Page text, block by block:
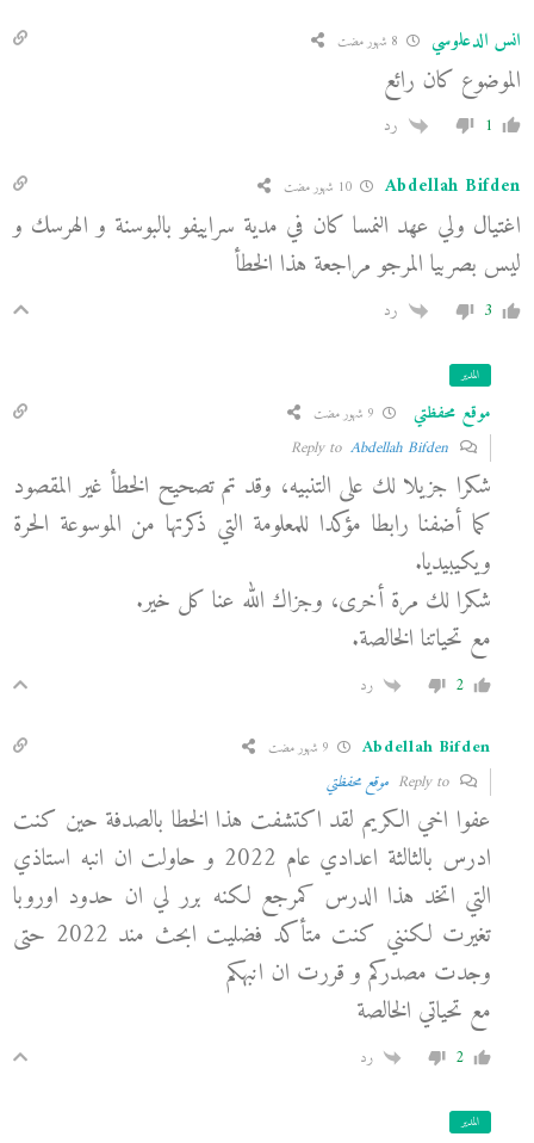
انس الدعلوسي
الموضوع كان رائع
1 رد
Abdellah Bifden 10 شهور مضت
اغتيال ولي عهد النمسا كان في مدية سراييفو بالبوسنة و الهرسك و
ليس بصربيا المرجو مراجعة هذا الخطأ
3 رد
المدير
موقع محفظتي
Abdellah Bifden
شكرا جزيلا لك على التنبيه، وقد تم تصحيح الخطأ غير المقصود
كما أضفنا رابطا مؤكدا للمعلومة التي ذكرتها من الموسوعة الحرة
ويكيبيديا.
شكرا لك مرة أخرى، وجزاك الله عنا كل خير.
مع تحياتنا الخالصة.
2 رد
Abdellah Bifden
Reply to موقع محفظتي
عفوا اخي الكريم لقد اكتشفت هذا الخطا بالصدفة حين كنت
ادرس بالثالثة اعدادي عام 2022 و حاولت ان انبه استاذي
التي اتخد هذا الدرس كمرجع لكنه برر لي ان حدود اوروبا
تغيرت لكنني كنت متأكد فضليت ابحث مند 2022 حتى
وجدت مصدركم و قررت ان انبهكم
مع تحياتي الخالصة
2 رد
المدير